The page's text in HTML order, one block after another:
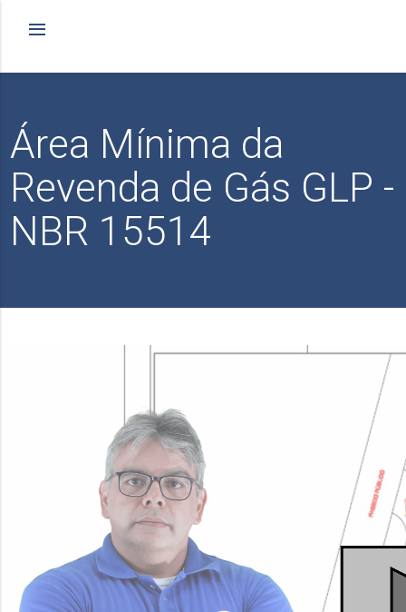
Área Mínima da
Revenda de Gás GLP -
NBR 15514